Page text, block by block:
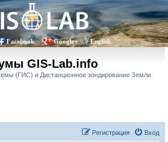
Facebook Google+ English
GIS-Lab.info
(ГИС) и Дистанционное зондирование Земли
Вход
Регистрация